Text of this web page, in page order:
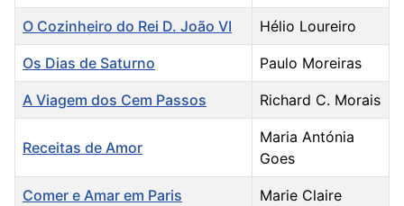
O Cozinheiro do Rei D. João VI Hélio Loureiro
Os Dias de Saturno Paulo Moreiras
A Viagem dos Cem Passos Richard C. Morais
Receitas de Amor
Maria Antónia
Goes
Comer e Amar em Paris Marie Claire